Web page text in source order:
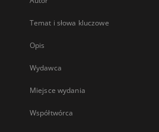
Temat i słowa kluczowe
Opis
Wydawca
Miejsce wydania
Współtwórca